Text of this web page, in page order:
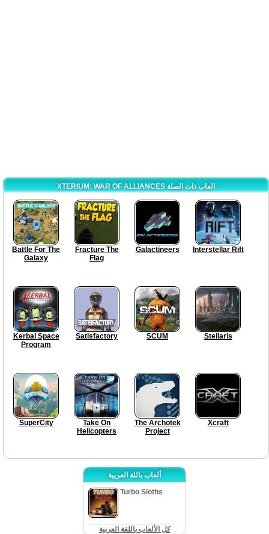
XTERIUM: WAR OF ALLIANCES العاب ذات الصلة
Battle For The
Galaxy
Fracture The
Flag
Galactineers Interstellar Rift
Kerbal Space
Program
Satisfactory SCUM Stellaris
SuperCity
Take On
Helicopters
The Archotek
Project
Xcraft
ألعاب باللة العربية
Turbo Sloths
كل الألعاب باللغة العربية